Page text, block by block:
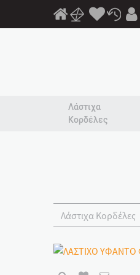
Λάστιχα
Κορδέλες
Λάστιχα Κορδέλες